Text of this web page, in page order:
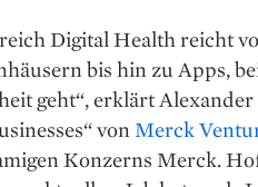
Digital Health reicht
bis hin zu Apps,
geht“, erklärt
von Merck
Konzerns Merck.